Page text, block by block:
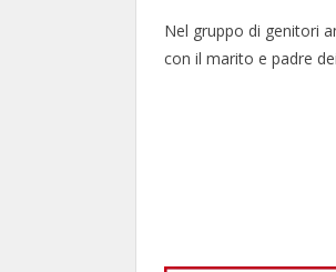
Nel gruppo di genitori
con il marito e padre